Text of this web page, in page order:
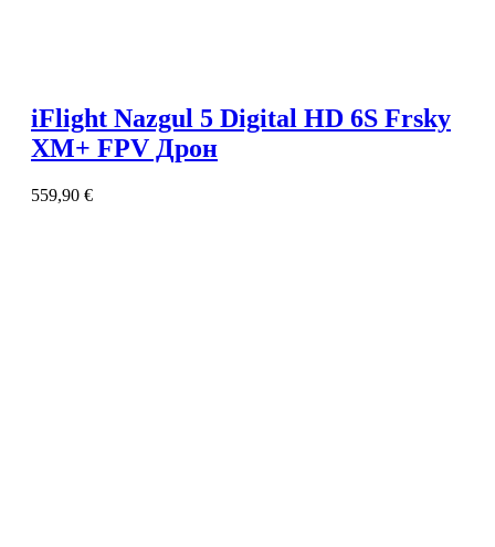
iFlight Nazgul 5 Digital HD 6S Frsky
XM+ FPV Дрон
559,90 €